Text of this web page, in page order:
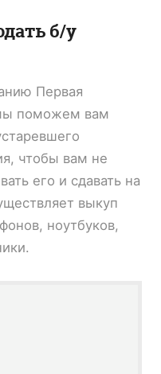
б/у
Первая
поможем вам
чтобы вам не
его и сдавать на
выкуп
ноутбуков,